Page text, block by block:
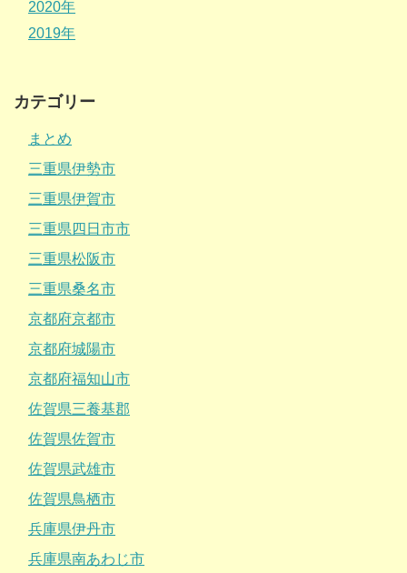
2020年
2019年
カテゴリー
まとめ
三重県伊勢市
三重県伊賀市
三重県四日市市
三重県松阪市
三重県桑名市
京都府京都市
京都府城陽市
京都府福知山市
佐賀県三養基郡
佐賀県佐賀市
佐賀県武雄市
佐賀県鳥栖市
兵庫県伊丹市
兵庫県南あわじ市